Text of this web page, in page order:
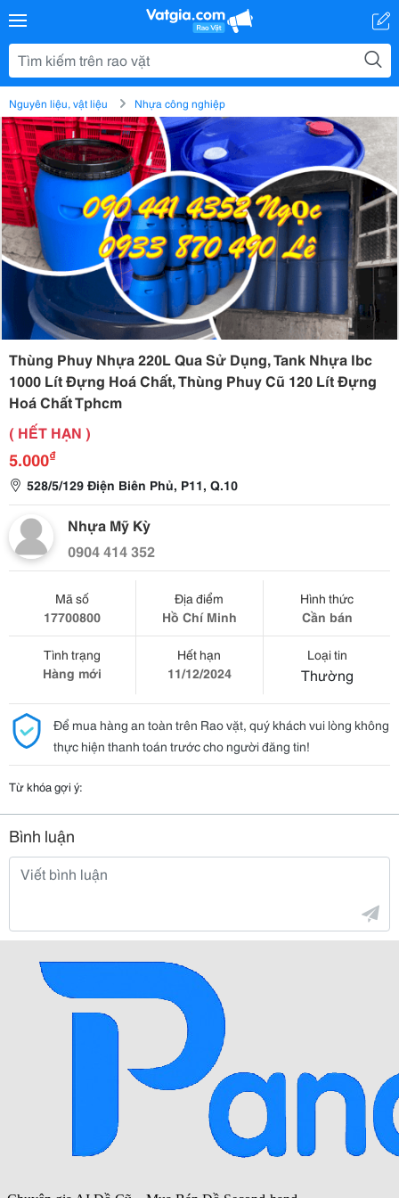
Nguyên liệu, vật liệu Nhựa công nghiệp
Thùng Phuy Nhựa 220L Qua Sử Dụng, Tank Nhựa Ibc
1000 Lít Đựng Hoá Chất, Thùng Phuy Cũ 120 Lít Đựng
Hoá Chất Tphcm
( HẾT HẠN )
5.000₫
528/5/129 Điện Biên Phủ, P11, Q.10
Nhựa Mỹ Kỳ
0904 414 352
Mã số
17700800
Địa điểm
Hồ Chí Minh
Hình thức
Cần bán
Tình trạng
Hàng mới
Hết hạn
11/12/2024
Loại tin
Thường
Để mua hàng an toàn trên Rao vặt, quý khách vui lòng không
thực hiện thanh toán trước cho người đăng tin!
Từ khóa gợi ý:
Bình luận